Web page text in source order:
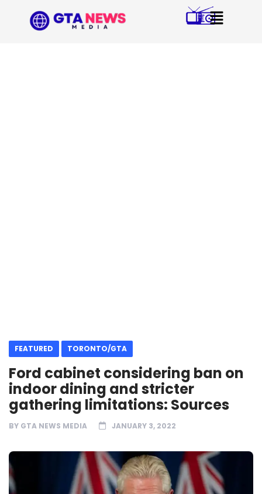
FEATURED TORONTO/GTA
Ford cabinet considering ban on
indoor dining and stricter
gathering limitations: Sources
BY GTA NEWS MEDIA JANUARY 3, 2022